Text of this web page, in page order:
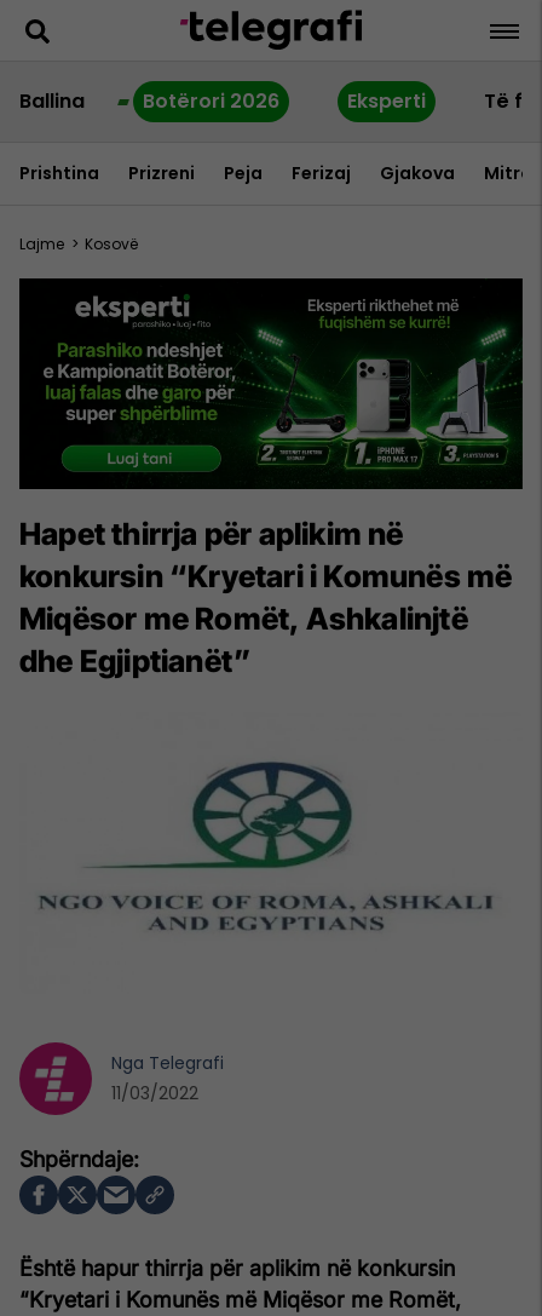
Ballina Botërori 2026 Eksperti Të
Prishtina Prizreni Peja Ferizaj Gjakova
Lajme > Kosovë
Hapet thirrja për aplikim në
konkursin “Kryetari i Komunës më
Miqësor me Romët, Ashkalinjtë
dhe Egjiptianët”
Është hapur thirrja për aplikim në konkursin
“Kryetari i Komunës më Miqësor me Romët,
Nga Telegrafi
11/03/2022